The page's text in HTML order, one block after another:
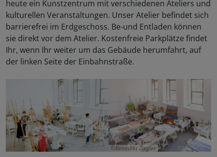
heute ein Kunstzentrum mit verschiedenen Ateliers und
kulturellen Veranstaltungen. Unser Atelier befindet sich
barrierefrei im Erdgeschoss. Be-und Entladen können
sie direkt vor dem Atelier. Kostenfreie Parkplätze findet
Ihr, wenn Ihr weiter um das Gebäude herumfahrt, auf
der linken Seite der Einbahnstraße.
Benedikt Ziegler